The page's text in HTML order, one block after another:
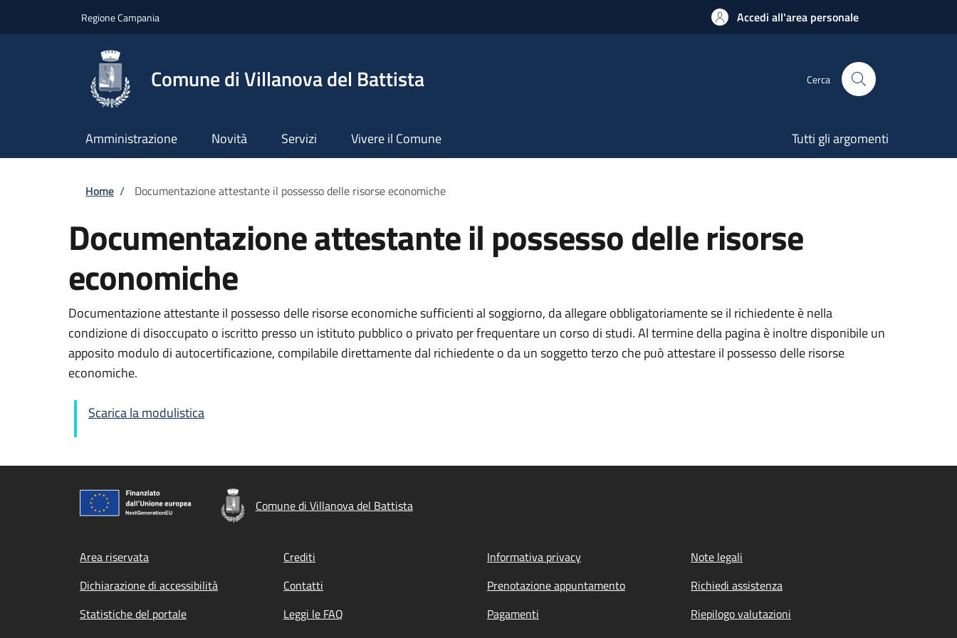
Regione Campania Accedi all'area personale
Comune di Villanova del Battista Cerca
Amministrazione Novità Servizi Vivere il Comune Tutti gli argomenti
Briciole di pane
Home / Documentazione attestante il possesso delle risorse economiche
Documentazione attestante il possesso delle risorse
economiche
Documentazione attestante il possesso delle risorse economiche sufficienti al soggiorno, da allegare obbligatoriamente se il richiedente è nella
condizione di disoccupato o iscritto presso un istituto pubblico o privato per frequentare un corso di studi. Al termine della pagina è inoltre disponibile un
apposito modulo di autocertificazione, compilabile direttamente dal richiedente o da un soggetto terzo che può attestare il possesso delle risorse
economiche.
Scarica la modulistica
Comune di Villanova del Battista
Footer menu
Area riservata Crediti Informativa privacy
Note legali
Dichiarazione di accessibilità
Contatti Prenotazione appuntamento
Richiedi assistenza
Statistiche del portale
Leggi le FAQ Pagamenti
Riepilogo valutazioni